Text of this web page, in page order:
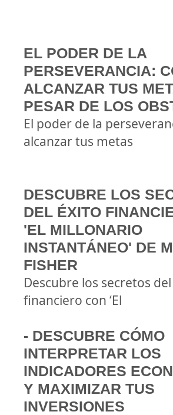
EL PODER DE LA
PERSEVERANCIA:
ALCANZAR TUS
PESAR DE LOS
El poder de la
alcanzar tus metas
DESCUBRE LOS
DEL ÉXITO
'EL MILLONARIO
INSTANTÁNEO' DE
FISHER
Descubre los secretos
financiero con ‘El
- DESCUBRE CÓMO
INTERPRETAR LOS
INDICADORES
Y MAXIMIZAR TUS
INVERSIONES